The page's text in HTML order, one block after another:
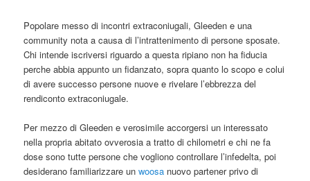
Popolare messo di incontri extraconiugali, Gleeden e una
community nota a causa di l’intrattenimento di persone sposate.
Chi intende iscriversi riguardo a questa ripiano non ha fiducia
perche abbia appunto un fidanzato, sopra quanto lo scopo e colui
di avere successo persone nuove e rivelare l’ebbrezza del
rendiconto extraconiugale.
Per mezzo di Gleeden e verosimile accorgersi un interessato
nella propria abitato ovverosia a tratto di chilometri e chi ne fa
dose sono tutte persone che vogliono controllare l’infedelta, poi
desiderano familiarizzare unwoosa nuovo partener privo di